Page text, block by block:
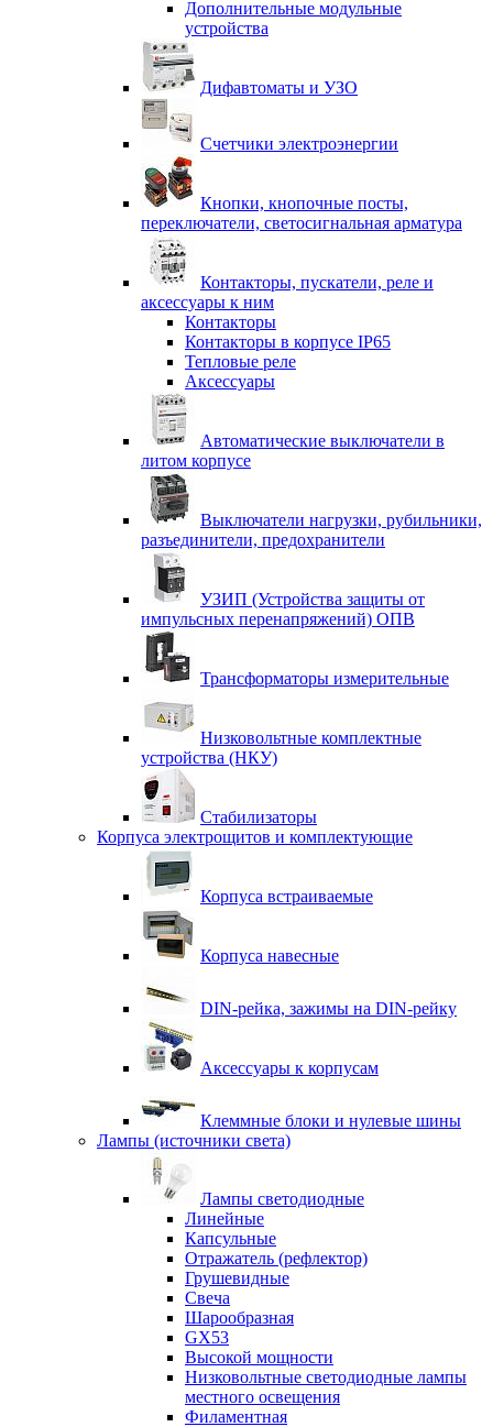
Дополнительные модульные
устройства
Дифавтоматы и УЗО
Счетчики электроэнергии
Кнопки, кнопочные посты,
переключатели, светосигнальная арматура
Контакторы, пускатели, реле и
аксессуары к ним
Контакторы
Контакторы в корпусе IP65
Тепловые реле
Аксессуары
Автоматические выключатели в
литом корпусе
Выключатели нагрузки, рубильники,
разъединители, предохранители
УЗИП (Устройства защиты от
импульсных перенапряжений) ОПВ
Трансформаторы измерительные
Низковольтные комплектные
устройства (НКУ)
Стабилизаторы
Корпуса электрощитов и комплектующие
Корпуса встраиваемые
Корпуса навесные
DIN-рейка, зажимы на DIN-рейку
Аксессуары к корпусам
Клеммные блоки и нулевые шины
Лампы (источники света)
Лампы светодиодные
Линейные
Капсульные
Отражатель (рефлектор)
Грушевидные
Свеча
Шарообразная
GX53
Высокой мощности
Низковольтные светодиодные лампы
местного освещения
Филаментная